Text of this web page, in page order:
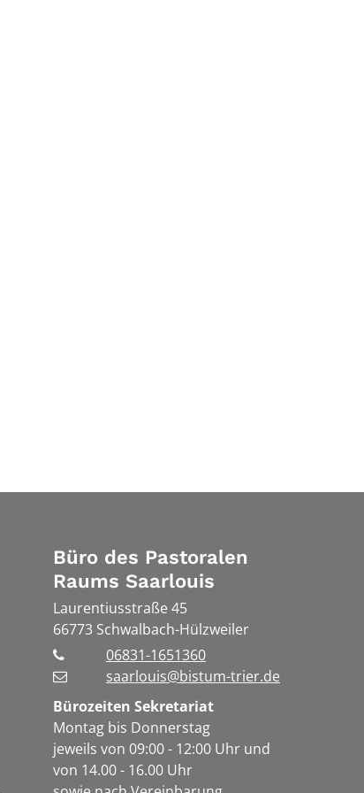
Büro des Pastoralen
Raums Saarlouis
Laurentiusstraße 45
66773 Schwalbach-Hülzweiler
06831-1651360
saarlouis@bistum-trier.de
Bürozeiten Sekretariat
Montag bis Donnerstag
jeweils von 09:00 - 12:00 Uhr und
von 14.00 - 16.00 Uhr